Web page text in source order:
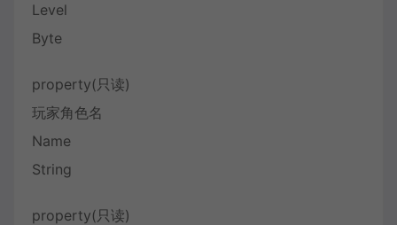
Level
Byte
property(只读)
玩家角色名
Name
String
property(只读)